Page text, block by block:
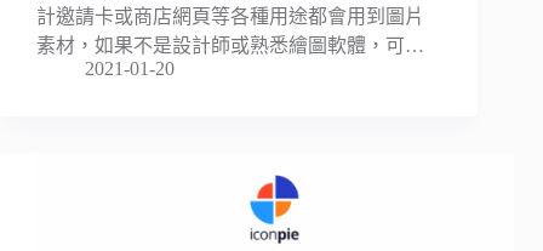
計邀請卡或商店網頁等各種用途都會用到圖片
素材，如果不是設計師或熟悉繪圖軟體，可…
2021-01-20